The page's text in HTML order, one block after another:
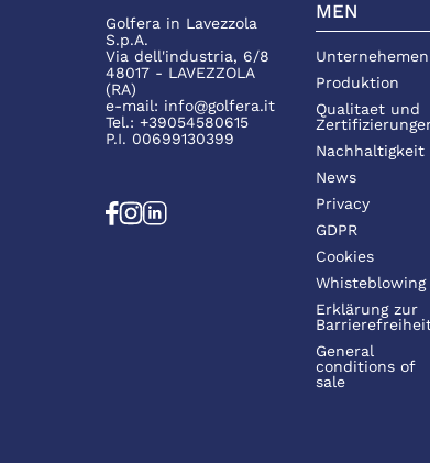
Golfera in Lavezzola
S.p.A.
Via dell'industria, 6/8
48017 - LAVEZZOLA
(RA)
e-mail: info@golfera.it
Tel.: +39054580615
P.I. 00699130399
MEN
Unternehemen
Produktion
Qualitaet und
Nachhaltigkeit
News
Privacy
GDPR
Cookies
Whisteblowing
Erklärung zur
General
conditions of
sale